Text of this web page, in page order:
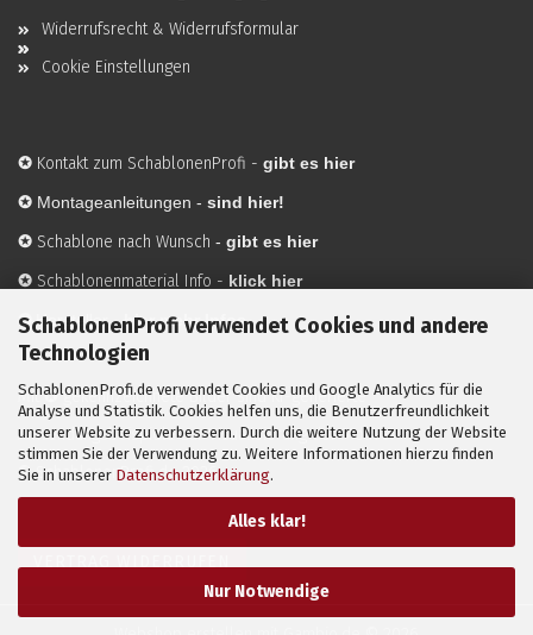
SchablonenProfi verwendet Cookies und andere
Technologien
SchablonenProfi.de verwendet Cookies und Google Analytics für die
Analyse und Statistik. Cookies helfen uns, die Benutzerfreundlichkeit
unserer Website zu verbessern. Durch die weitere Nutzung der Website
stimmen Sie der Verwendung zu. Weitere Informationen hierzu finden
Sie in unserer Datenschutzerklärung.
Alles klar!
Nur Notwendige
Widerrufsrecht & Widerrufsformular
Cookie Einstellungen
✪ Kontakt zum SchablonenProfi - gibt es hier
✪ Montageanleitungen - sind hier!
✪ Schablone nach Wunsch - gibt es hier
✪ Schablonenmaterial Info - klick hier
✪Hersteller-hier mehr Infos
Mit ✪ gekennzeichnete Bilder sind KI-generierte
Anwendungsbeispiele zur Visualisierung der Motive.
© SchablonenProfi.de2026